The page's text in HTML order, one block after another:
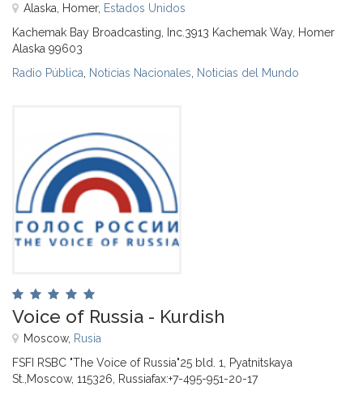
Alaska, Homer, Estados Unidos
Kachemak Bay Broadcasting, Inc.3913 Kachemak Way, Homer
Alaska 99603
Radio Pública Noticias Nacionales Noticias del Mundo
Voice of Russia - Kurdish
Moscow, Rusia
FSFI RSBC "The Voice of Russia"25 bld. 1, Pyatnitskaya
St.,Moscow, 115326, Russiafax:+7-495-951-20-17